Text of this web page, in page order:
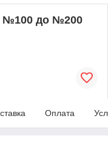
№100 до №200
Оплата